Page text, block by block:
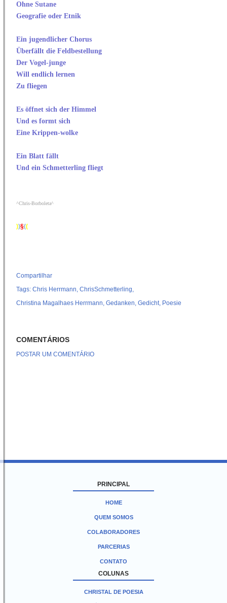
Ohne Sutane
Geografie oder Etnik
Ein jugendlicher Chorus
Überfällt die Feldbestellung
Der Vogel-junge
Will endlich lernen
Zu fliegen
Es öffnet sich der Himmel
Und es formt sich
Eine Krippen-wolke
Ein Blatt fällt
Und ein Schmetterling fliegt
^Chris-Borboleta^
))§((
Compartilhar
Tags: Chris Herrmann ChrisSchmetterling
Christina Magalhaes Herrmann Gedanken Gedicht Poesie
COMENTÁRIOS
POSTAR UM COMENTÁRIO
PRINCIPAL
HOME
QUEM SOMOS
COLABORADORES
PARCERIAS
CONTATO
COLUNAS
CHRISTAL DE POESIA